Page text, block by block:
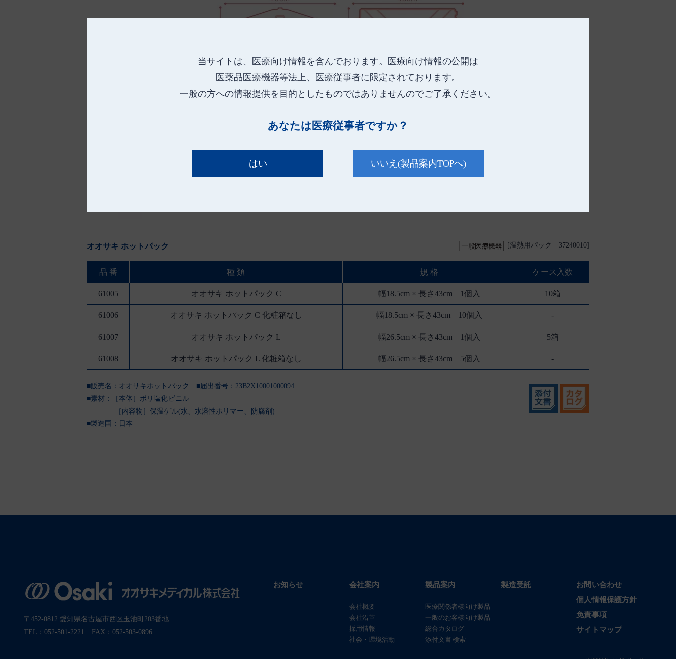
当サイトは、医療向け情報を含んでおります。 医療向け情報の公開は
医薬品医療機器等法上、医療従事者に限定されております。
一般の方への情報提供を目的としたものではありませんのでご了承ください。
あなたは医療従事者ですか？
はい いいえ (製品案内TOPへ)
オオサキ ホットパック [温熱用パック 37240010]
品 番 種 類 規 格 ケース入数
61005 オオサキ ホットパック C 幅18.5cm × 長さ43cm 1個入 10箱
61006 オオサキ ホットパック C 化粧箱なし 幅18.5cm × 長さ43cm 10個入 -
61007 オオサキ ホットパック L 幅26.5cm × 長さ43cm 1個入 5箱
61008 オオサキ ホットパック L 化粧箱なし 幅26.5cm × 長さ43cm 5個入 -
■販売名：オオサキホットパック ■届出番号：23B2X10001000094
■素材：［本体］ポリ塩化ビニル
［内容物］保温ゲル(水、水溶性ポリマー、防腐剤)
■製造国： 日本
〒452-0812 愛知県名古屋市西区玉池町203番地
TEL：052-501-2221 FAX：052-503-0896
お知らせ 会社案内
会社概要
会社沿革
採用情報
社会・環境活動
製品案内
医療関係者様向け製品
一般のお客様向け製品
総合カタログ
添付文書 検索
製造受託
お問い合わせ
個人情報保護方針
免責事項
サイトマップ